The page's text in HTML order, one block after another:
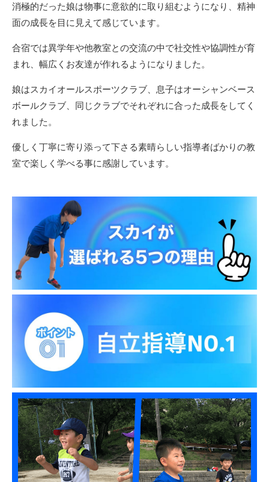
消極的だった娘は物事に意欲的に取り組むようになり、精神
面の成長を目に見えて感じています。
合宿では異学年や他教室との交流の中で社交性や協調性が育
まれ、幅広くお友達が作れるようになりました。
娘はスカイオールスポーツクラブ、息子はオーシャンベース
ボールクラブ、同じクラブでそれぞれに合った成長をしてく
れました。
優しく丁寧に寄り添って下さる素晴らしい指導者ばかりの教
室で楽しく学べる事に感謝しています。